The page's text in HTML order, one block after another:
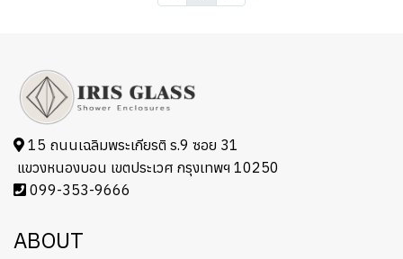
15 ถนนเฉลิมพระเกียรติ ร.9 ซอย 31
แขวงหนองบอน เขตประเวศ กรุงเทพฯ 10250
099-353-9666
ABOUT